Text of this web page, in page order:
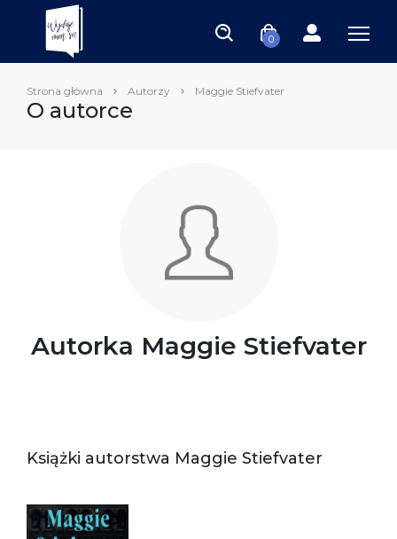
0
Strona główna Autorzy Maggie Stiefvater
O autorce
Autorka Maggie Stiefvater
Książki autorstwa Maggie Stiefvater